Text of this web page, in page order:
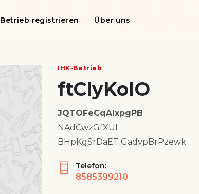
Betrieb registrieren Über uns
IHK-Betrieb
ftClyKoIO
JQTOFeCqAlxpgPB
NAdCwzGfXUl
BHpKgSrDaET GadvpBrPzewk
Telefon:
8585399210